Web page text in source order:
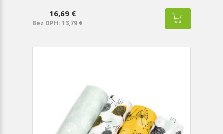
16,69 €
Bez DPH: 13,79 €